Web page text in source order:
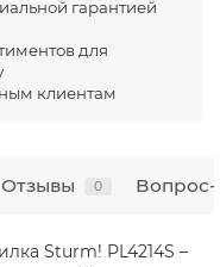
гарантией
для
клиентам
Отзывы 0 Вопрос-
Sturm! PL4214S –